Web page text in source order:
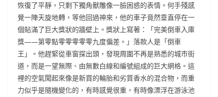
恢復了平靜，只剩下獨角獸雕像一臉困惑的表情。何手殘感
覺一陣天旋地轉，等他回過神來，他的車子竟然垂直停在一
個貼滿了巨大獎狀的牆壁上。獎狀上寫著：「完美倒車入庫
獎——第零點零零零零零九度偏差。」落款人是「倒車
王」。他趕緊從車窗探出頭，發現周圍不再是熟悉的城市街
道，而是一望無際、由無數白線和編號組成的巨大網格。這
裡的空氣聞起來像是新買的輪胎和劣質香水的混合物，而重
力似乎是隨機變化的，有時感覺很重，有時像漂浮在游泳池